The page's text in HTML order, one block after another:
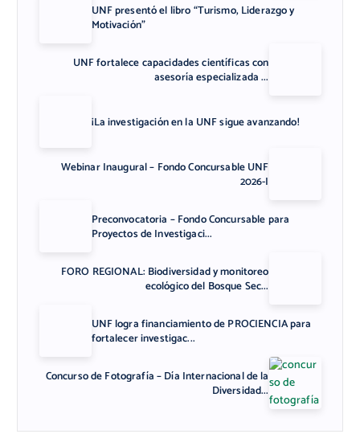
UNF presentó el libro “Turismo, Liderazgo y
Motivación”
UNF fortalece capacidades científicas con
asesoría especializada ...
¡La investigación en la UNF sigue avanzando!
Webinar Inaugural – Fondo Concursable UNF
2026-I
Preconvocatoria – Fondo Concursable para
Proyectos de Investigaci...
FORO REGIONAL: Biodiversidad y monitoreo
ecológico del Bosque Sec...
UNF logra financiamiento de PROCIENCIA para
fortalecer investigac...
Concurso de Fotografía – Día Internacional de la
Diversidad...